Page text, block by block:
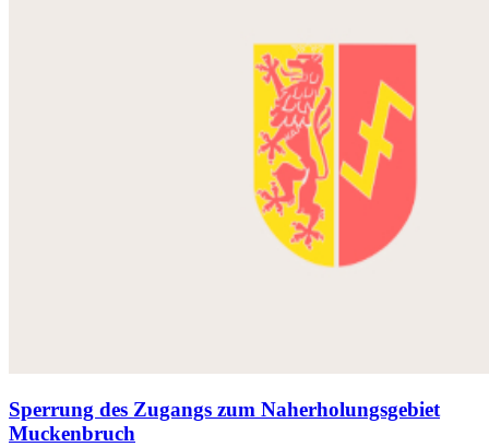
Sperrung des Zugangs zum Naherholungsgebiet
Muckenbruch